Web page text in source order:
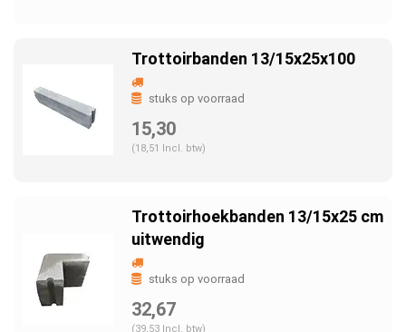
Trottoirbanden 13/15x25x100
stuks op voorraad
15,30
(18,51 Incl. btw)
Trottoirhoekbanden 13/15x25 cm
uitwendig
stuks op voorraad
32,67
(39,53 Incl. btw)